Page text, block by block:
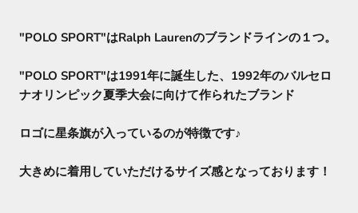
"POLO SPORT"はRalph Laurenのブランドラインの１つ。
"POLO SPORT"は1991年に誕生した、1992年のバルセロ
ナオリンピック夏季大会に向けて作られたブランド
ロゴに星条旗が入っているのが特徴です♪
大きめに着用していただけるサイズ感となっております！